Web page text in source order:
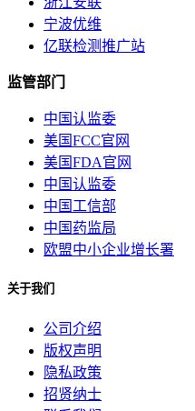
宁波优维
亿联检测推广站
监管部门
中国认监委
美国FCC官网
美国FDA官网
中国认监委
中国工信部
中国药监局
欧盟中小企业增长署
关于我们
公司介绍
版权声明
隐私政策
招贤纳士